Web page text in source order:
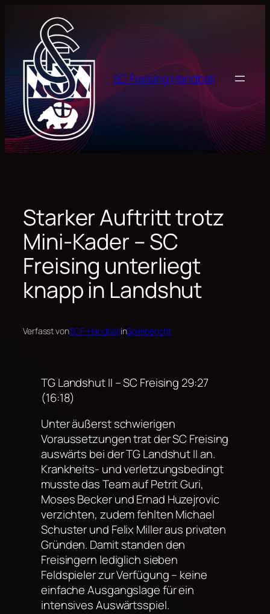
springen
SC Freising Handball
Starker Auftritt trotz
Mini-Kader – SC
Freising unterliegt
knapp in Landshut
Verfasst vonSCF-HandballinSpielbericht
TG Landshut II – SC Freising 29:27
(16:18)
Unter äußerst schwierigen
Voraussetzungen trat der SC Freising
auswärts bei der TG Landshut II an.
Krankheits- und verletzungsbedingt
musste das Team auf Petrit Guri,
Moses Becker und Ernad Huzejrovic
verzichten, zudem fehlten Michael
Schuster und Felix Miller aus privaten
Gründen. Damit standen den
Freisingern lediglich sieben
Feldspieler zur Verfügung – keine
einfache Ausgangslage für ein
intensives Auswärtsspiel.